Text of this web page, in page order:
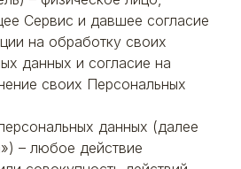
Сервис и давшее согласие
на обработку своих
данных и согласие на
своих Персональных
данных (далее
– любое действие